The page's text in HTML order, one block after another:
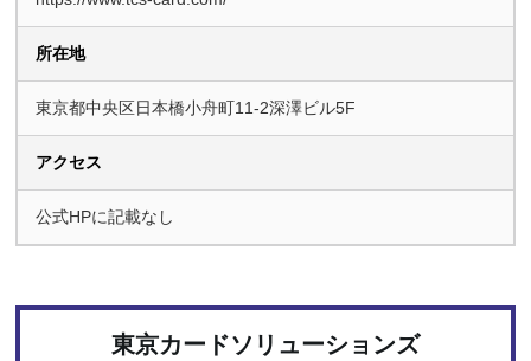
所在地
東京都中央区日本橋小舟町11-2深澤ビル5F
アクセス
公式HPに記載なし
東京カードソリューションズ